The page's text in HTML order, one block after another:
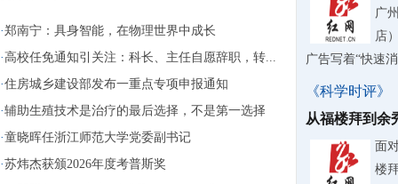
·郑南宁：具身智能，在物理世界中成长
· 高校任免通知引关注：科长、主任自愿辞职，转...
·住房城乡建设部发布一重点专项申报通知
·辅助生殖技术是治疗的最后选择，不是第一选择
·童晓晖任浙江师范大学党委副书记
·苏炜杰获颁2026年度考普斯奖
广
店
广告写着“快速
《科学时评》
从福楼拜到余
面
楼